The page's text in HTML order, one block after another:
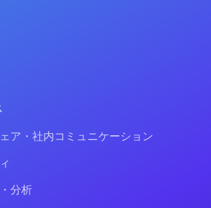
ア・社内コミュニケーション
分析